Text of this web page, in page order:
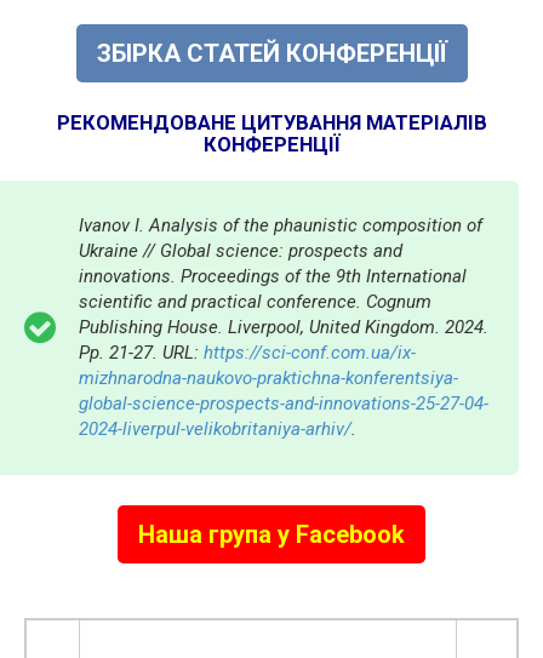
ЗБІРКА СТАТЕЙ КОНФЕРЕНЦІЇ
РЕКОМЕНДОВАНЕ ЦИТУВАННЯ МАТЕРІАЛІВ
КОНФЕРЕНЦІЇ
Ivanov I. Analysis of the phaunistic composition of
Ukraine // Global science: prospects and
innovations. Proceedings of the 9th International
scientific and practical conference. Cognum
Publishing House. Liverpool, United Kingdom. 2024.
Pp. 21-27. URL: https://sci-conf.com.ua/ix-
mizhnarodna-naukovo-praktichna-konferentsiya-
global-science-prospects-and-innovations-25-27-04-
2024-liverpul-velikobritaniya-arhiv/.
Наша група у Facebook